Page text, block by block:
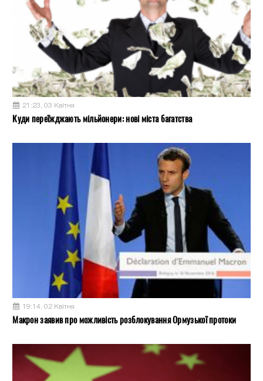
21:23, 03 Квітня
Куди переїжджають мільйонери: нові міста багатства
19:14, 02 Квітня
Макрон заявив про можливість розблокування Ормузької протоки